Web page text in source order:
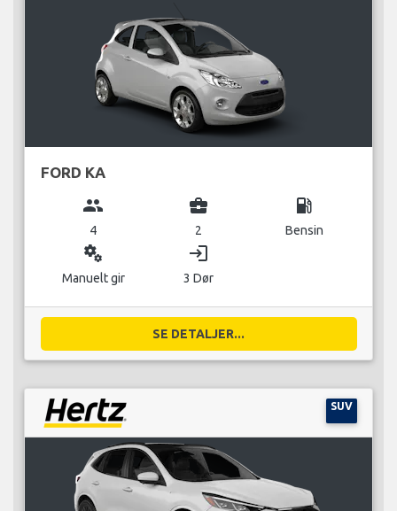
FORD KA
group
4
business_center
2
local_gas_station
Bensin
miscellaneous_services
Manuelt gir
login
3 Dør
SE DETALJER...
SUV